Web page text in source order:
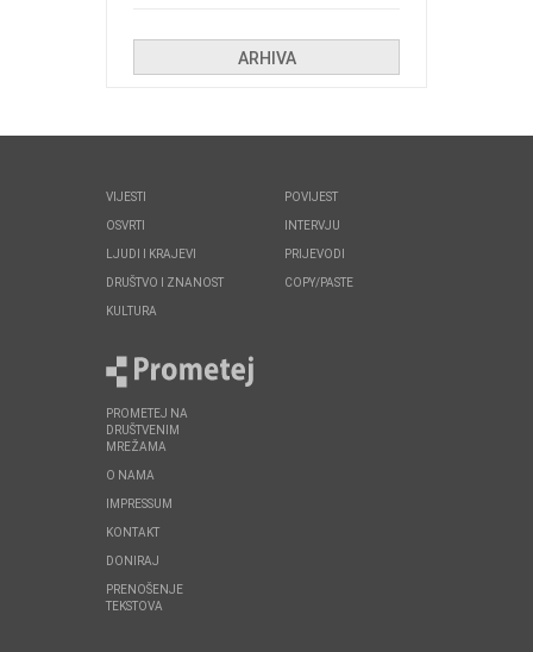
ARHIVA
VIJESTI
OSVRTI
LJUDI I KRAJEVI
DRUŠTVO I ZNANOST
KULTURA
POVIJEST
INTERVJU
PRIJEVODI
COPY/PASTE
PROMETEJ NA
DRUŠTVENIM
MREŽAMA
O NAMA
IMPRESSUM
KONTAKT
DONIRAJ
PRENOŠENJE
TEKSTOVA